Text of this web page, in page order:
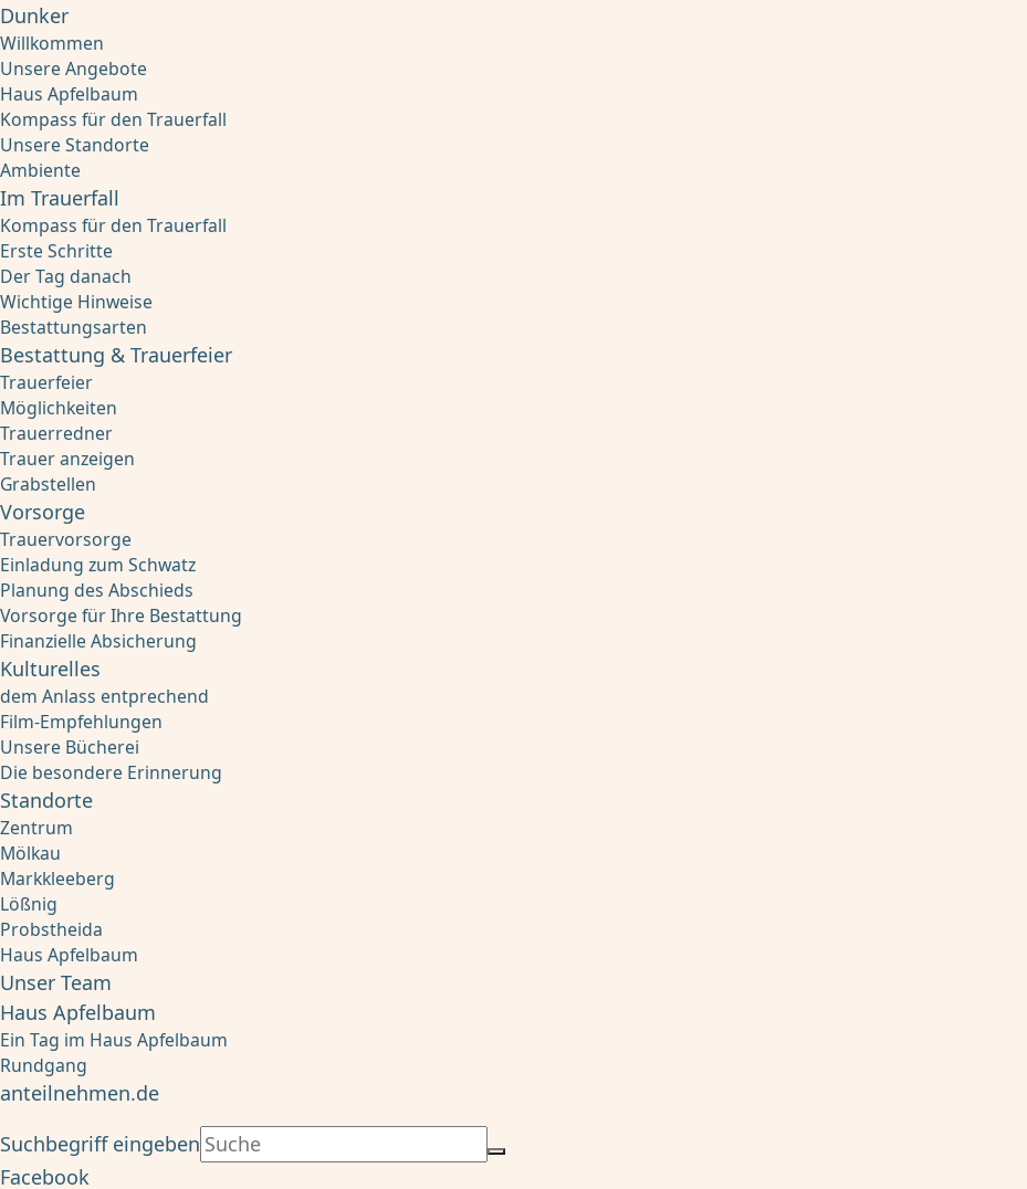
Dunker
Willkommen
Unsere Angebote
Haus Apfelbaum
Kompass für den Trauerfall
Unsere Standorte
Ambiente
Im Trauerfall
Kompass für den Trauerfall
Erste Schritte
Der Tag danach
Wichtige Hinweise
Bestattungsarten
Bestattung & Trauerfeier
Trauerfeier
Möglichkeiten
Trauerredner
Trauer anzeigen
Grabstellen
Vorsorge
Trauervorsorge
Einladung zum Schwatz
Planung des Abschieds
Vorsorge für Ihre Bestattung
Finanzielle Absicherung
Kulturelles
dem Anlass entprechend
Film-Empfehlungen
Unsere Bücherei
Die besondere Erinnerung
Standorte
Zentrum
Mölkau
Markkleeberg
Lößnig
Probstheida
Haus Apfelbaum
Unser Team
Haus Apfelbaum
Ein Tag im Haus Apfelbaum
Rundgang
anteilnehmen.de
Suchbegriff eingeben
Facebook